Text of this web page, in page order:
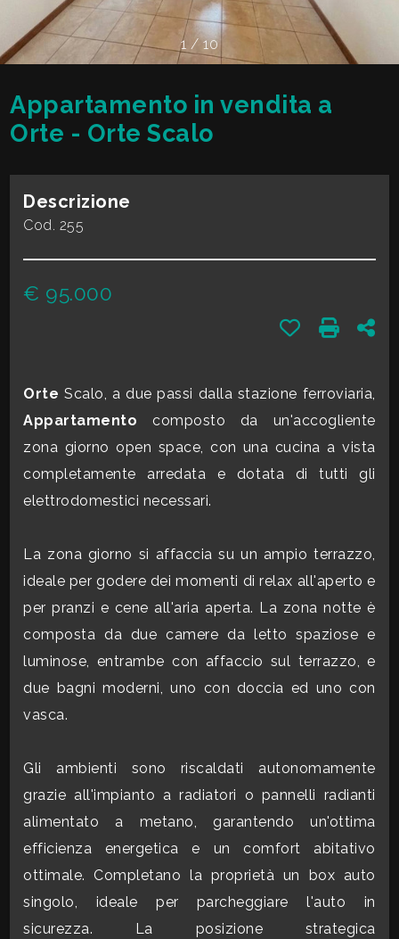
1 / 10
Appartamento in vendita a
Orte - Orte Scalo
Descrizione
Cod. 255
€ 95.000
Stampa:
Preferiti: Cod.
Orte Scalo, a due passi dalla stazione ferroviaria,
Appartamento composto da un'accogliente
zona giorno open space, con una cucina a vista
completamente arredata e dotata di tutti gli
elettrodomestici necessari.
La zona giorno si affaccia su un ampio terrazzo,
ideale per godere dei momenti di relax all'aperto e
per pranzi e cene all'aria aperta. La zona notte è
composta da due camere da letto spaziose e
luminose, entrambe con affaccio sul terrazzo, e
due bagni moderni, uno con doccia ed uno con
vasca.
Gli ambienti sono riscaldati autonomamente
grazie all'impianto a radiatori o pannelli radianti
alimentato a metano, garantendo un'ottima
efficienza energetica e un comfort abitativo
ottimale. Completano la proprietà un box auto
singolo, ideale per parcheggiare l'auto in
sicurezza. La posizione strategica
VALE
LA
CASA?
DIVENTA
UN
LAVORA
CONTATTI
Provincia
Comune
multiscelta
Residenziali
Commerciali
Industriali
Terreni
Prezzo
mq